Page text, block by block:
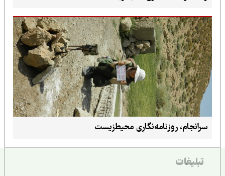
سرانجام، روزنامه‌نگاری محیط‌زیست
تبلیغات